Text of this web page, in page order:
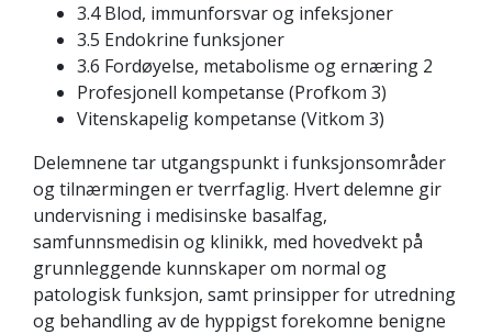
3.4 Blod, immunforsvar og infeksjoner
3.5 Endokrine funksjoner
3.6 Fordøyelse, metabolisme og ernæring 2
Profesjonell kompetanse (Profkom 3)
Vitenskapelig kompetanse (Vitkom 3)
Delemnene tar utgangspunkt i funksjonsområder
og tilnærmingen er tverrfaglig. Hvert delemne gir
undervisning i medisinske basalfag,
samfunnsmedisin og klinikk, med hovedvekt på
grunnleggende kunnskaper om normal og
patologisk funksjon, samt prinsipper for utredning
og behandling av de hyppigst forekomne benigne